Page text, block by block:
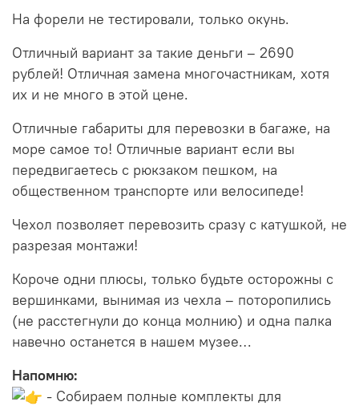
На форели не тестировали, только окунь.
Отличный вариант за такие деньги – 2690
рублей! Отличная замена многочастникам, хотя
их и не много в этой цене.
Отличные габариты для перевозки в багаже, на
море самое то! Отличные вариант если вы
передвигаетесь с рюкзаком пешком, на
общественном транспорте или велосипеде!
Чехол позволяет перевозить сразу с катушкой, не
разрезая монтажи!
Короче одни плюсы, только будьте осторожны с
вершинками, вынимая из чехла – поторопились
(не расстегнули до конца молнию) и одна палка
навечно останется в нашем музее…
Напомню:
- Собираем полные комплекты для